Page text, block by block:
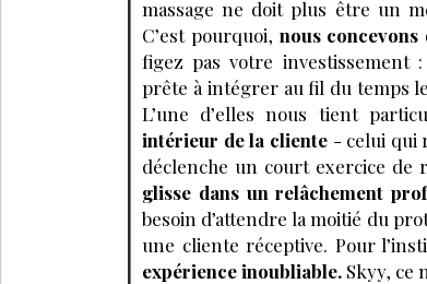
massage ne doit plus être un
C’est pourquoi, nous concevons
figez pas votre investissement :
prête à intégrer au fil du temps
L’une d’elles nous tient
intérieur de la cliente- celui qui
déclenche un court exercice de
glisse dans un relâchement
besoin d’attendre la moitié du
une cliente réceptive. Pour
expérience inoubliable. Skyy, ce